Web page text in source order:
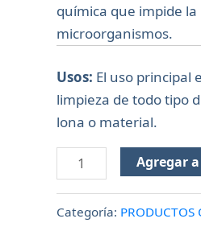
química que impide
microorganismos.
Usos: El uso principal
limpieza de todo tipo
lona o material.
Agregar
Categoría: PRODUCTOS